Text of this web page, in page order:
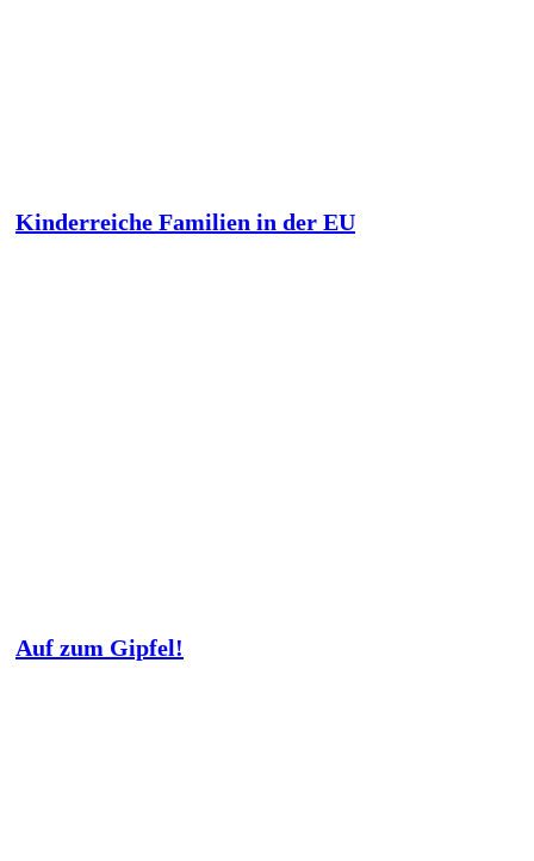
Kinderreiche Familien in der EU
Auf zum Gipfel!